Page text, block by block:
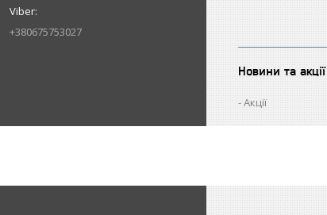
+380675753027
Новини та акції
Акції